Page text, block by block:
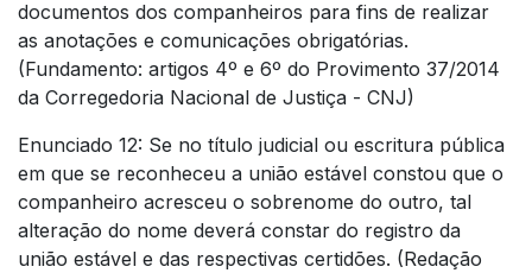
documentos dos companheiros para fins de realizar
as anotações e comunicações obrigatórias.
(Fundamento: artigos 4º e 6º do Provimento 37/2014
da Corregedoria Nacional de Justiça - CNJ)
Enunciado 12: Se no título judicial ou escritura pública
em que se reconheceu a união estável constou que o
companheiro acresceu o sobrenome do outro, tal
alteração do nome deverá constar do registro da
união estável e das respectivas certidões. (Redação